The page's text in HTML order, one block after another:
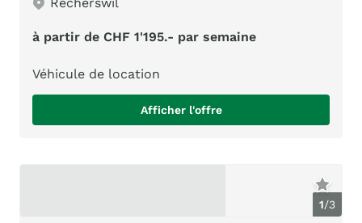
Recherswil
à partir de CHF 1'195.- par semaine
Véhicule de location
Afficher l'offre
1/3